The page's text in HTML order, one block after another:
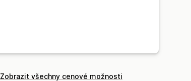
Zobrazit všechny cenové možnosti